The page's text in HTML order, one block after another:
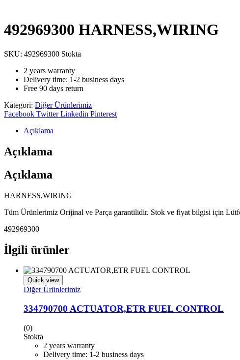
492969300 HARNESS,WIRING
SKU: 492969300 Stokta
2 years warranty
Delivery time: 1-2 business days
Free 90 days return
Kategori: Diğer Ürünlerimiz
Facebook Twitter Linkedin Pinterest
Açıklama
Açıklama
Açıklama
HARNESS,WIRING
Tüm Ürünlerimiz Orijinal ve Parça garantilidir. Stok ve fiyat bilgisi için
492969300
İlgili ürünler
Quick view
Diğer Ürünlerimiz
334790700 ACTUATOR,ETR FUEL CONTROL
(0)
Stokta
2 years warranty
Delivery time: 1-2 business days